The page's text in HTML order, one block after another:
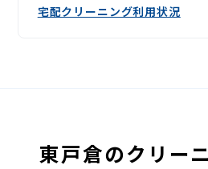
宅配クリーニング利用状況
東戸倉のクリー